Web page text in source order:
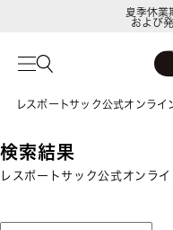
夏季休業
および
レスポートサック公式オンライ
検索結果
レスポートサック公式オンラ